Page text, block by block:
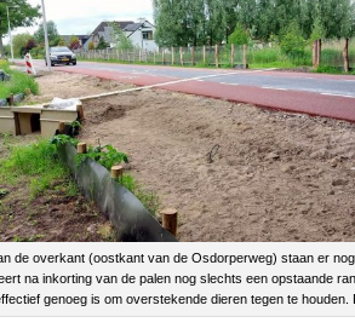
de overkant (oostkant van de Osdorperweg) staan er
na inkorting van de palen nog slechts een opstaande
genoeg is om overstekende dieren tegen te